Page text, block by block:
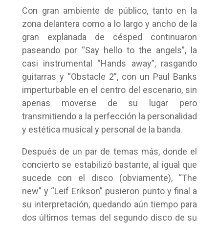
Con gran ambiente de público, tanto en la
zona delantera como a lo largo y ancho de la
gran explanada de césped continuaron
paseando por “Say hello to the angels”, la
casi instrumental “Hands away”, rasgando
guitarras y “Obstacle 2”, con un Paul Banks
imperturbable en el centro del escenario, sin
apenas moverse de su lugar pero
transmitiendo a la perfección la personalidad
y estética musical y personal de la banda.
Después de un par de temas más, donde el
concierto se estabilizó bastante, al igual que
sucede con el disco (obviamente), “The
new” y “Leif Erikson” pusieron punto y final a
su interpretación, quedando aún tiempo para
dos últimos temas del segundo disco de su